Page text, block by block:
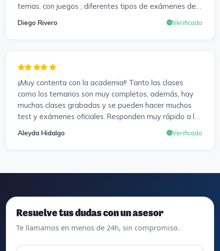
temas, con juegos , diferentes tipos de exámenes de
preparación y un temario muy al día. Una experiencia
muy positiva en todos los sentidos.
Diego Rivero Verificado
¡¡Muy contenta con la academia!! Tanto las clases
como los temarios son muy completos, además, hay
muchas clases grabadas y se pueden hacer muchos
test y exámenes oficiales. Responden muy rápido a los
correros y cada pocos días hay seminarios. Lo vuelvo a
decir, ¡¡Muy Contenta!!
Aleyda Hidalgo Verificado
Resuelve tus dudas con un asesor
Te llamamos en menos de 24h, sin compromiso.